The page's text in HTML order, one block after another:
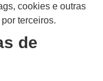
cookies e outras
terceiros.
de